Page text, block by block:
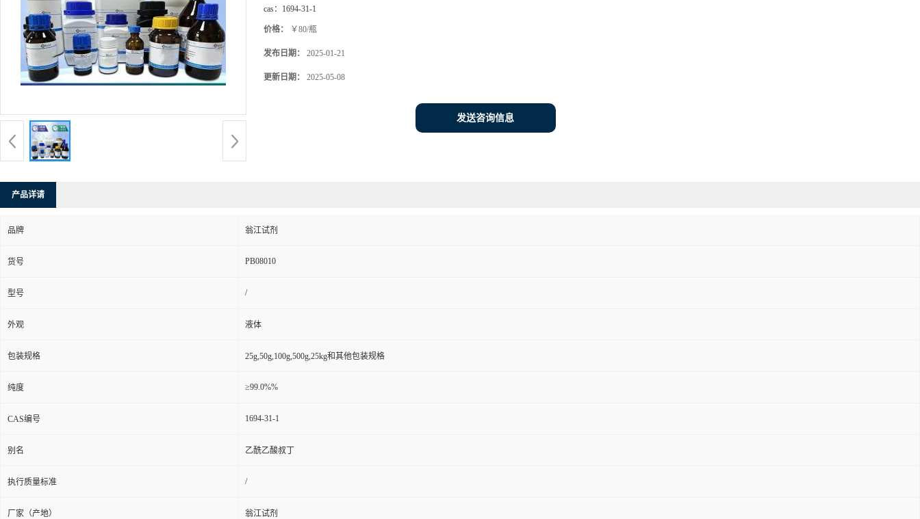
cas： 1694-31-1
价格： ￥80/瓶
发布日期： 2025-01-21
更新日期： 2025-05-08
发送咨询信息
产品详请
品牌 翁江试剂
货号 PB08010
型号 /
外观 液体
包装规格 25g,50g,100g,500g,25kg和其他包装规格
纯度 ≥99.0%%
CAS编号 1694-31-1
别名 乙酰乙酸叔丁
执行质量标准 /
厂家（产地） 翁江试剂